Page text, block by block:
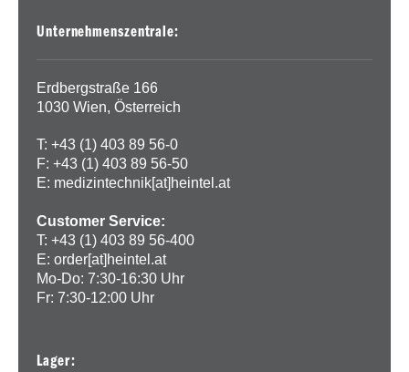
Unternehmenszentrale:
Erdbergstraße 166
1030 Wien, Österreich
T: +43 (1) 403 89 56-0
F: +43 (1) 403 89 56-50
E: medizintechnik[at]heintel.at
Customer Service:
T: +43 (1) 403 89 56-400
E: order[at]heintel.at
Mo-Do: 7:30-16:30 Uhr
Fr: 7:30-12:00 Uhr
Lager: